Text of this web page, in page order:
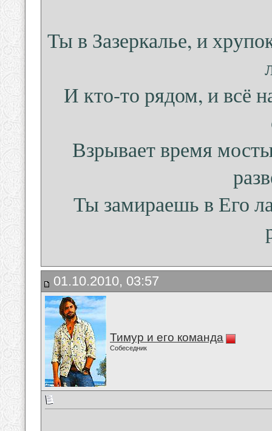
Ты в Зазеркалье, и
И кто-то рядом, и всё
Взрывает время
Ты замираешь в Его
01.10.2010, 03:57
Тимур и его команда
Собеседник